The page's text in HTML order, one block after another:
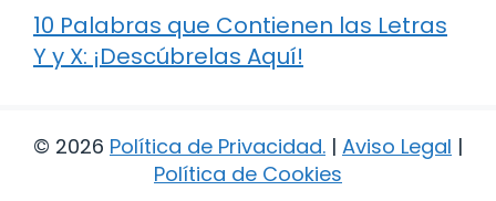
10 Palabras que Contienen las Letras
Y y X: ¡Descúbrelas Aquí!
© 2026 Política de Privacidad. | Aviso Legal |
Política de Cookies